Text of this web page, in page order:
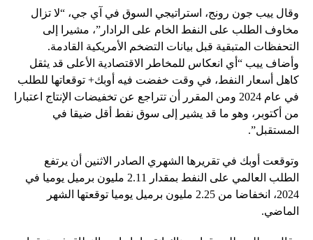
وقال ييب جون رونج، استراتيجي السوق في آي جي، “لا تزال
مخاوف الطلب على النفط الخام على الرادار”، مشيرا إلى
التحفظات المتبقية قبل بيانات التضخم الأمريكية القادمة.
وأضاف ييب “أي انعكاس للمخاطر الاقتصادية الأعلى قد يثقل
كاهل أسعار النفط، في وقت خفضت فيه أوبك+ توقعاتها للطلب
في عام 2024 ومن المقرر أن تتراجع عن تخفيضات الإنتاج اعتبارا
من أكتوبر، وهو ما قد يشير إلى سوق نفط أقل ضيقا في
المستقبل”.
وتوقعت أوبك في تقريرها الشهري الصادر الاثنين أن يرتفع
الطلب العالمي على النفط بمقدار 2.11 مليون برميل يوميا في
2024، انخفاضا من 2.25 مليون برميل يوميا توقعتها الشهر
الماضي.